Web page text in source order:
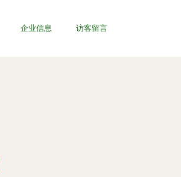
企业信息 访客留言